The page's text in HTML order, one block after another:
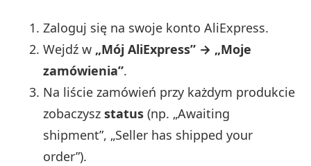
Zaloguj się na swoje konto AliExpress.
Wejdź w „Mój AliExpress” → „Moje
zamówienia”.
Na liście zamówień przy każdym produkcie
zobaczyszstatus (np. „Awaiting
shipment”, „Seller has shipped your
order”).